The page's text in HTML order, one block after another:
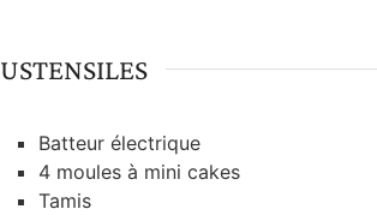
USTENSILES
Batteur électrique
4 moules à mini cakes
Tamis